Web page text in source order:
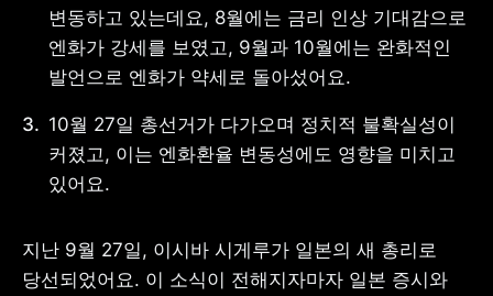
사업자 등록번호 : 462-86-01671
테헤란로 131, 13층 (역삼동,
대표 : 이은미
고객센터
전화 : 1661-7654(24시간 연중무휴)
개인정보
처리방침
신용정보활용체제
변동하고 있는데요, 8월에는 금리 인상 기대감으로
엔화가 강세를 보였고, 9월과 10월에는 완화적인
발언으로 엔화가 약세로 돌아섰어요.
10월 27일 총선거가 다가오며 정치적 불확실성이
커졌고, 이는 엔화환율 변동성에도 영향을 미치고
있어요.
지난 9월 27일, 이시바 시게루가 일본의 새 총리로
당선되었어요. 이 소식이 전해지자마자 일본 증시와